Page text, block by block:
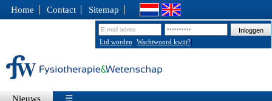
Home Contact Sitemap
Lid worden |
Wachtwoord kwijt?
Nieuws ☰